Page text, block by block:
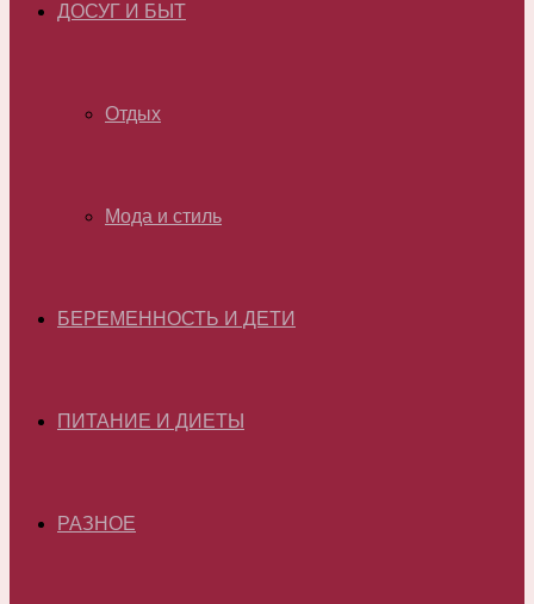
ДОСУГ И БЫТ
Отдых
Мода и стиль
БЕРЕМЕННОСТЬ И ДЕТИ
ПИТАНИЕ И ДИЕТЫ
РАЗНОЕ